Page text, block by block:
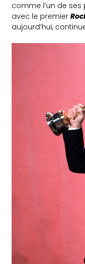
comme l’un de
avec le premier
aujourd’hui,